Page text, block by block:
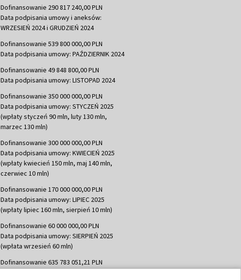
Dofinansowanie 290 817 240,00 PLN
Data podpisania umowy i aneksów:
WRZESIEŃ 2024 i GRUDZIEŃ 2024
Dofinansowanie 539 800 000,00 PLN
Data podpisania umowy: PAŹDZIERNIK 2024
Dofinansowanie 49 848 800,00 PLN
Data podpisania umowy: LISTOPAD 2024
Dofinansowanie 350 000 000,00 PLN
Data podpisania umowy: STYCZEŃ 2025
(wpłaty styczeń 90 mln, luty 130 mln,
marzec 130 mln)
Dofinansowanie 300 000 000,00 PLN
Data podpisania umowy: KWIECIEŃ 2025
(wpłaty kwiecień 150 mln, maj 140 mln,
czerwiec 10 mln)
Dofinansowanie 170 000 000,00 PLN
Data podpisania umowy: LIPIEC 2025
(wpłaty lipiec 160 mln, sierpień 10 mln)
Dofinansowanie 60 000 000,00 PLN
Data podpisania umowy: SIERPIEŃ 2025
(wpłata wrzesień 60 mln)
Dofinansowanie 635 783 051,21 PLN